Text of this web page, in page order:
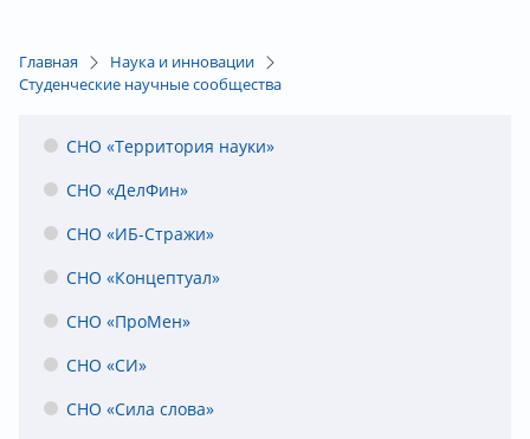
Главная
Наука и инновации
Студенческие научные сообщества
СНО «Территория науки»
СНО «ДелФин»
СНО «ИБ-Стражи»
СНО «Концептуал»
СНО «ПроМен»
СНО «СИ»
СНО «Сила слова»